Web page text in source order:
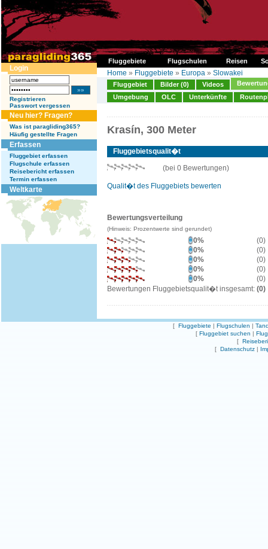
Fluggebiete Flugschulen Reisen
Login
Registrieren
Passwort vergessen
Neu hier? Fragen?
Was ist paragliding365?
Häufig gestellte Fragen
Erfassen
Fluggebiet erfassen
Flugschule erfassen
Reisebericht erfassen
Termin erfassen
Weltkarte
Home » Fluggebiete » Europa » Slowakei
Fluggebiet Bilder (0) Videos
Umgebung
OLC Unterkünfte
Krasín, 300 Meter
Fluggebietsqualit�t
(bei 0 Bewertungen)
Qualit�t des Fluggebiets bewerten
Bewertungsverteilung
(Hinweis: Prozentwerte sind gerundet)
0%
(0)
0%
(0)
0%
(0)
0%
(0)
0%
(0)
Bewertungen Fluggebietsqualit�t insgesamt: (0)
[ Fluggebiete | Flugschulen |
[ Fluggebiet suchen |
[
[ Datenschutz |